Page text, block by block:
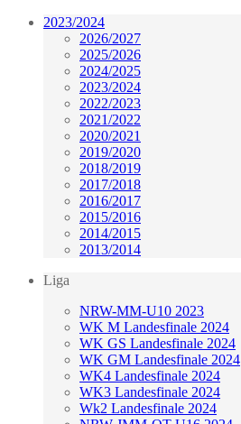
2023/2024
2026/2027
2025/2026
2024/2025
2023/2024
2022/2023
2021/2022
2020/2021
2019/2020
2018/2019
2017/2018
2016/2017
2015/2016
2014/2015
2013/2014
Liga
NRW-MM-U10 2023
WK M Landesfinale 2024
WK GS Landesfinale 2024
WK GM Landesfinale 2024
WK4 Landesfinale 2024
WK3 Landesfinale 2024
Wk2 Landesfinale 2024